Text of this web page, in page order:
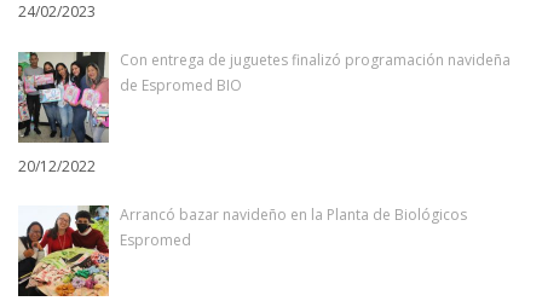
24/02/2023
Con entrega de juguetes finalizó programación navideña
de Espromed BIO
20/12/2022
Arrancó bazar navideño en la Planta de Biológicos
Espromed